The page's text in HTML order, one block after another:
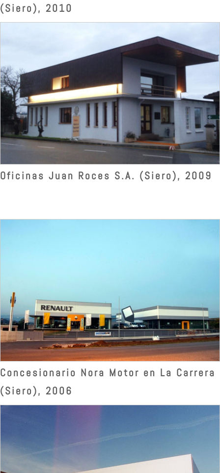
(Siero), 2010
Oficinas Juan Roces S.A. (Siero), 2009
Concesionario Nora Motor en La Carrera
(Siero), 2006